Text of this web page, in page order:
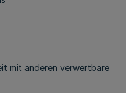
anderen verwertbare